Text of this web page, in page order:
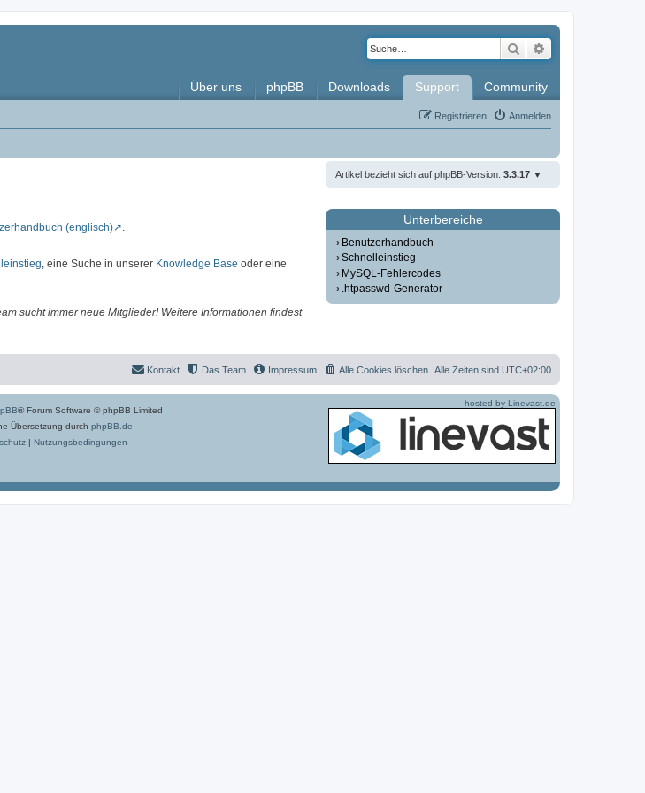
Suche
Über uns phpBB Downloads Support Community
Anmelden
Registrieren
Artikel bezieht sich auf phpBB-Version: 3.3.17
(englisch) .
, eine Suche in unserer Knowledge Base oder eine
sucht immer neue Mitglieder! Weitere Informationen findest
Unterbereiche
Benutzerhandbuch
Schnelleinstieg
MySQL-Fehlercodes
.htpasswd-Generator
Alle Zeiten sind UTC+02:00
Alle Cookies löschen
Impressum
Das Team
Kontakt
® Forum Software © phpBB Limited
Übersetzung durch phpBB.de
| Nutzungsbedingungen
hosted by Linevast.de